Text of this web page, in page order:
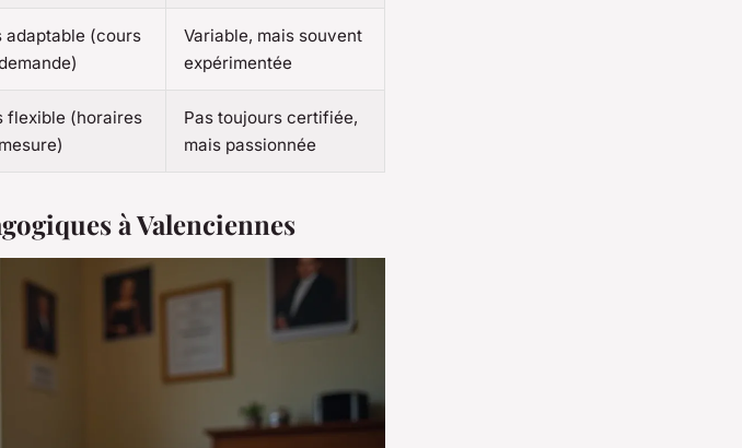
adaptable (cours
Variable, mais souvent
expérimentée
flexible (horaires
Pas toujours certifiée,
mais passionnée
à Valenciennes